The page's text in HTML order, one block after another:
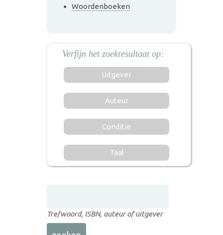
Woordenboeken
Uitgever
Auteur
Conditie
Taal
Trefwoord, ISBN, auteur of uitgever